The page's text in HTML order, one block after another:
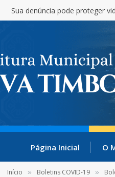
Sua denúncia pode proteger
Página Inicial O
Início » Boletins COVID-19 »